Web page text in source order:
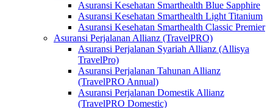
Asuransi Kesehatan Smarthealth Blue Sapphire
Asuransi Kesehatan Smarthealth Light Titanium
Asuransi Kesehatan Smarthealth Classic Premier
Asuransi Perjalanan Allianz (TravelPRO)
Asuransi Perjalanan Syariah Allianz (Allisya
TravelPro)
Asuransi Perjalanan Tahunan Allianz
(TravelPRO Annual)
Asuransi Perjalanan Domestik Allianz
(TravelPRO Domestic)